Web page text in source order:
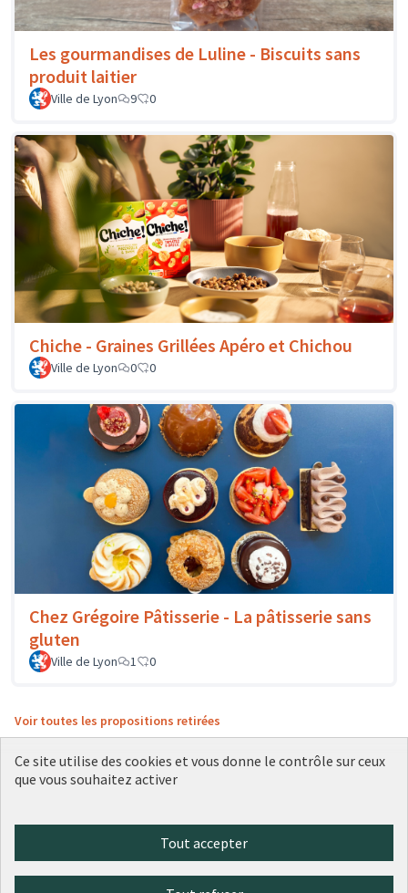
Les gourmandises de Luline - Biscuits sans
produit laitier
Ville de Lyon 9 0
Chiche - Graines Grillées Apéro et Chichou
Ville de Lyon 0 0
Chez Grégoire Pâtisserie - La pâtisserie sans
gluten
Ville de Lyon 1 0
Voir toutes les propositions retirées
(Lien externe)
(Lien externe)
(Lien externe)
(Lien externe)
(Lien externe)
Ce site utilise des cookies et vous donne le contrôle sur ceux
que vous souhaitez activer
Tout accepter